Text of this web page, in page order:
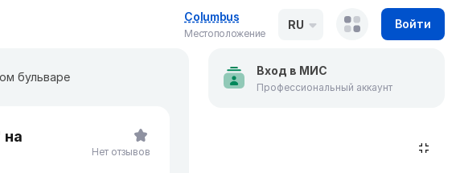
Columbus
Местоположение
RU Войти
бульваре
Нет отзывов
Вход в МИС
Профессиональный аккаунт